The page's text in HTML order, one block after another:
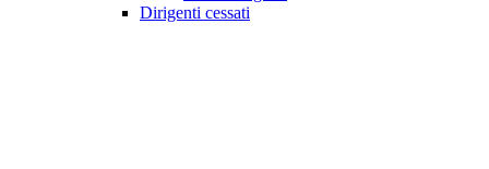
Dirigenti cessati